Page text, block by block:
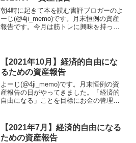
朝4時に起きて本を読む書評ブロガーのよ
ーじ(@4ji_memo)です。月末恒例の資産
報告です。今月は筋トレに興味を持っ
【2021年10月】経済的自由にな
るための資産報告
よーじ(@4ji_memo)です。月末恒例の資
産報告の日がやってきました。「経済的
自由になる」ことを目標にお金の管理を
ださい。私が考える経済的自由は「圧倒
的に稼ぎ生活を豊か...
【2021年7月】経済的自由になる
ための資産報告